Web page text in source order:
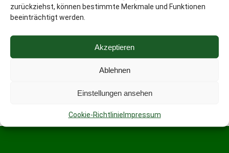
zurückziehst, können bestimmte Merkmale und Funktionen
beeinträchtigt werden.
Akzeptieren
Ablehnen
Einstellungen ansehen
Cookie-RichtlinieImpressum